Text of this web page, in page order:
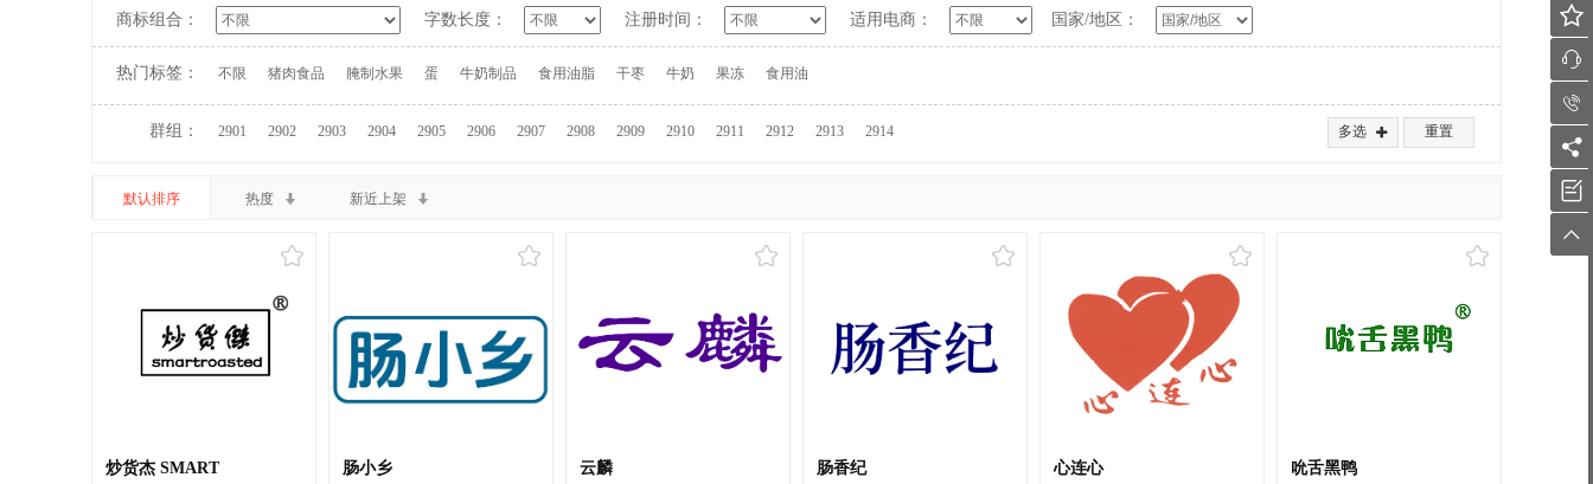
商标组合： 字数长度： 注册时间： 适用电商： 国家/地区：
热门标签： 不限 猪肉食品 腌制水果 蛋 牛奶制品 食用油脂 干枣 牛奶 果冻 食用油
多选  重置
群组： 2901 2902 2903 2904 2905 2906 2907 2908 2909 2910 2911 2912 2913 2914
默认排序 热度 新近上架
炒货杰 SMART 肠小乡 云麟 肠香纪 心连心 吮舌黑鸭





